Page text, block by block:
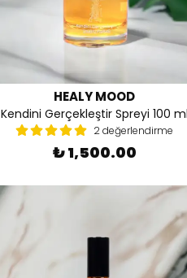
HEALY MOOD
Kendini Gerçekleştir Spreyi 100 ml
2 değerlendirme
₺ 1,500.00